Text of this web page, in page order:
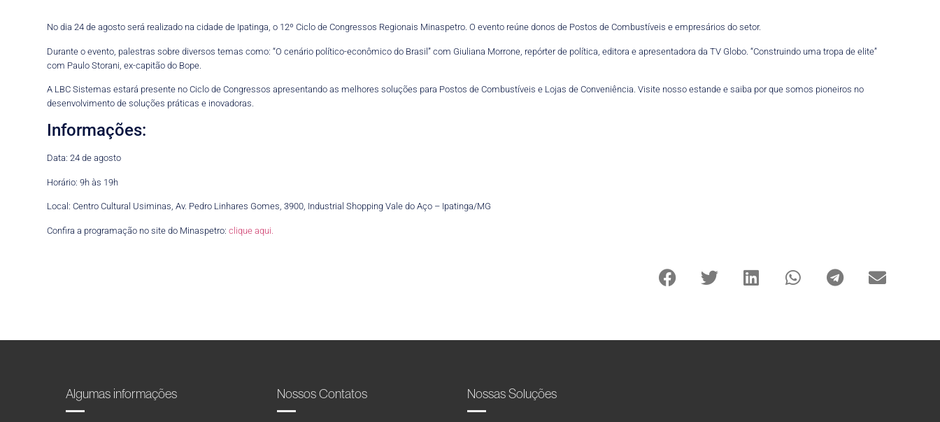
No dia 24 de agosto será realizado na cidade de Ipatinga, o 12º Ciclo de Congressos Regionais Minaspetro. O evento reúne donos de Postos de Combustíveis e empresários do setor.
Durante o evento, palestras sobre diversos temas como: “O cenário político-econômico do Brasil” com Giuliana Morrone, repórter de política, editora e apresentadora da TV Globo. “Construindo uma tropa de elite”
com Paulo Storani, ex-capitão do Bope.
A LBC Sistemas estará presente no Ciclo de Congressos apresentando as melhores soluções para Postos de Combustíveis e Lojas de Conveniência. Visite nosso estande e saiba por que somos pioneiros no
desenvolvimento de soluções práticas e inovadoras.
Informações:
Data: 24 de agosto
Horário: 9h às 19h
Local: Centro Cultural Usiminas, Av. Pedro Linhares Gomes, 3900, Industrial Shopping Vale do Aço – Ipatinga/MG
Confira a programação no site do Minaspetro:clique aqui.
Algumas informações Nossos Contatos Nossas Soluções